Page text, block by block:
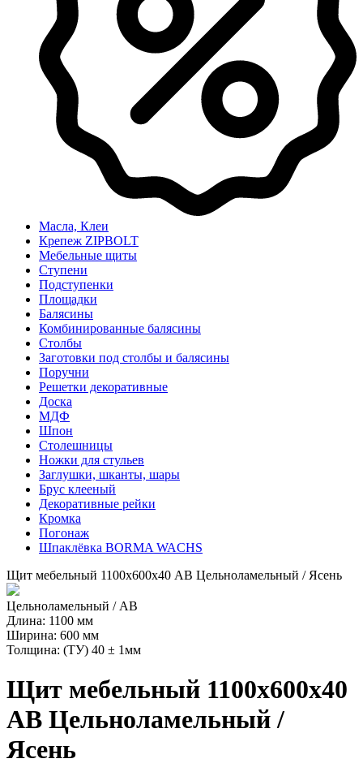
Масла, Клеи
Крепеж ZIPBOLT
Мебельные щиты
Ступени
Подступенки
Площадки
Балясины
Комбинированные балясины
Столбы
Заготовки под столбы и балясины
Поручни
Решетки декоративные
Доска
МДФ
Шпон
Столешницы
Ножки для стульев
Заглушки, шканты, шары
Брус клееный
Декоративные рейки
Кромка
Погонаж
Шпаклёвка BORMA WACHS
Щит мебельный 1100х600х40 АВ Цельноламельный / Ясень
Цельноламельный / AB
Длина: 1100 мм
Ширина: 600 мм
Толщина: (ТУ) 40 ± 1мм
Щит мебельный 1100х600х40
АВ Цельноламельный /
Ясень